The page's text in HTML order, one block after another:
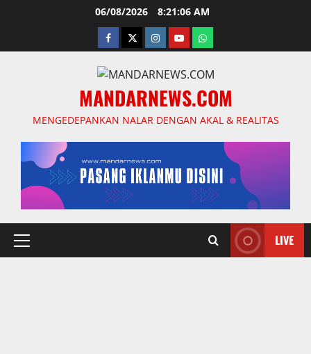
06/08/2026 8:21:07 AM
facebooktwitterinstagram.com
youtubewhatsapp
MANDARNEWS.COM
MENGEDEPANKAN NALAR DENGAN AKAL & REALITAS
Primary
LIVE